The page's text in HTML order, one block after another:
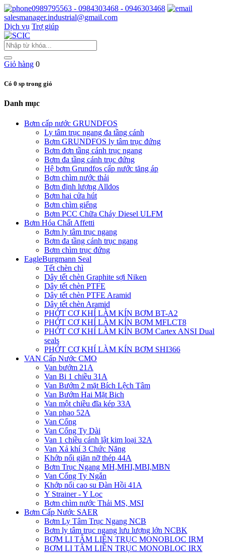
0989795563 - 0984303468 - 0946303468
salesmanager.industrial@gmail.com
Dịch vụ Trợ giúp
Giỏ hàng 0
Có 0 sp trong giỏ
Danh mục
Bơm cấp nước GRUNDFOS
Ly tâm trục ngang đa tầng cánh
Bơm GRUNDFOS ly tâm trục đứng
Bơm đơn tầng cánh trục ngang
Bơm đa tầng cánh trục đứng
Hệ bơm Grundfos cấp nước tăng áp
Bơm chìm nước thải
Bơm định lượng Alldos
Bơm hai cửa hút
Bơm chìm giếng
Bơm PCC Chữa Cháy Diesel ULFM
Bơm Hóa Chất Affetti
Bơm ly tâm trục ngang
Bơm đa tầng cánh trục ngang
Bơm chìm trục đứng
EagleBurgmann Seal
Tết chèn chì
Dây tết chèn Graphite sợi Niken
Dây tết chèn PTFE
Dây tết chèn PTFE Aramid
Dây tết chèn Aramid
PHỚT CƠ KHÍ LÀM KÍN BƠM BT-A2
PHỚT CƠ KHÍ LÀM KÍN BƠM MFLCT8
PHỚT CƠ KHÍ LÀM KÍN BƠM Cartex ANSI Dual
seals
PHỚT CƠ KHÍ LÀM KÍN BƠM SHI366
VAN Cấp Nước CMO
Van bướm 21A
Van Bi 1 chiều 31A
Van Bướm 2 mặt Bích Lệch Tâm
Van Bướm Hai Mặt Bich
Van một chiều đĩa kép 33A
Van phao 52A
Van Cổng
Van Cổng Ty Dài
Van 1 chiều cánh lật kim loại 32A
Van Xả khí 3 Chức Năng
Khớp nối giãn nỡ thép 44A
Bơm Trục Ngang MH,MHI,MBI,MBN
Van Cổng Ty Ngắn
Khớp nối cao su Đàn Hồi 41A
Y Strainer - Y Lọc
Bơm chìm nước Thải MS, MSI
Bơm Cấp Nước SAER
Bơm Ly Tâm Trục Ngang NCB
Bơm ly tâm trục ngang lưu lượng lớn NCBK
BƠM LI TÂM LIỀN TRỤC MONOBLOC IRM
BƠM LI TÂM LIỀN TRỤC MONOBLOC IRX